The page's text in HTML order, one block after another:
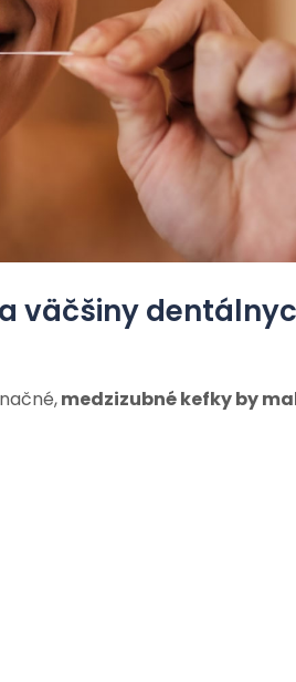
väčšiny
medzizubné kefky by